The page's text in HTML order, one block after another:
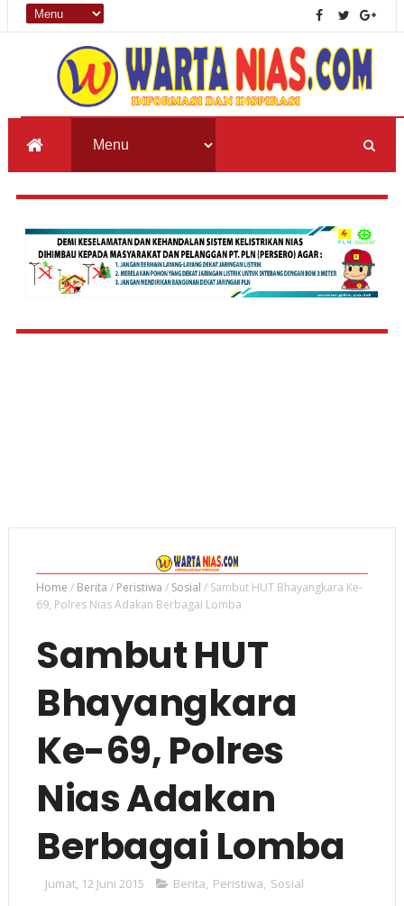
Home / Berita / Peristiwa / Sosial / Sambut HUT Bhayangkara Ke-
69, Polres Nias Adakan Berbagai Lomba
Sambut HUT
Bhayangkara
Ke-69, Polres
Nias Adakan
Berbagai Lomba
Jumat, 12 Juni 2015 Berita, Peristiwa, Sosial